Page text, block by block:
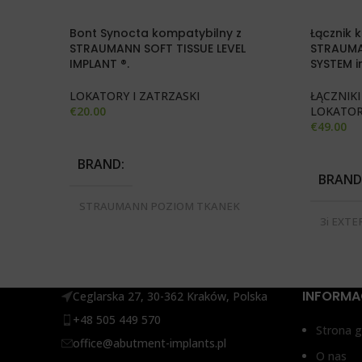
Bont Synocta kompatybilny z
STRAUMANN SOFT TISSUE LEVEL
IMPLANT ®.
LOKATORY I ZATRZASKI
€20.00
BRAND
STRAUMANN POZIOM TKANEK
Bez antyrotacji, Z zabezpieczeniem
przed obrotem
Łącznik
€49.00
BRAND
3i
Ceglarska 27, 30-362 Kraków, Polska
+48 505 449 570
office@abutment-implants.pl
Strona
O nas